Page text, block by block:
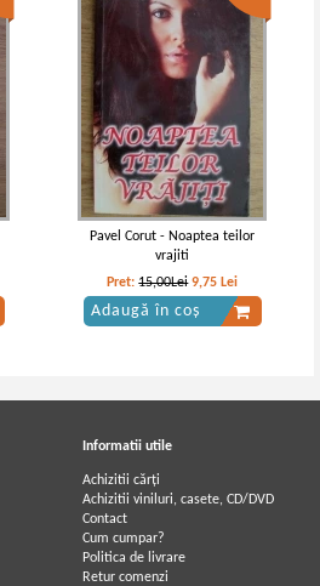
Pavel Corut - Noaptea teilor
vrajiti
Pret:15,00Lei 9,75 Lei
Adaugă în coș
Informatii utile
Achizitii cărți
Achizitii viniluri, casete, CD/DVD
Contact
Cum cumpar?
Politica de livrare
Retur comenzi